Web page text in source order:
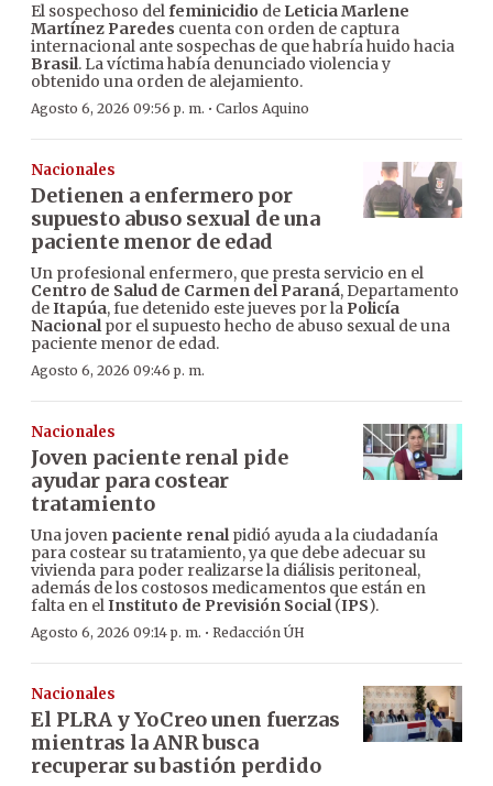
El sospechoso delfeminicidio de Leticia Marlene
Martínez Paredes cuenta con orden de captura
internacional ante sospechas de que habría huido hacia
Brasil. La víctima había denunciado violencia y
obtenido una orden de alejamiento.
Agosto 6, 2026 09:56 p. m. · Carlos Aquino
Nacionales
Detienen a enfermero por
supuesto abuso sexual de una
paciente menor de edad
Un profesional enfermero, que presta servicio en el
Centro de Salud de Carmen del Paraná, Departamento
deItapúa, fue detenido este jueves por la Policía
Nacionalpor el supuesto hecho de abuso sexual de una
paciente menor de edad.
Agosto 6, 2026 09:46 p. m.
Nacionales
Joven paciente renal pide
ayudar para costear
tratamiento
Una joven paciente renalpidió ayuda a la ciudadanía
para costear su tratamiento, ya que debe adecuar su
vivienda para poder realizarse la diálisis peritoneal,
además de los costosos medicamentos que están en
falta en elInstituto de Previsión Social(IPS).
Agosto 6, 2026 09:14 p. m. · Redacción ÚH
Nacionales
El PLRA y YoCreo unen fuerzas
mientras la ANR busca
recuperar su bastión perdido